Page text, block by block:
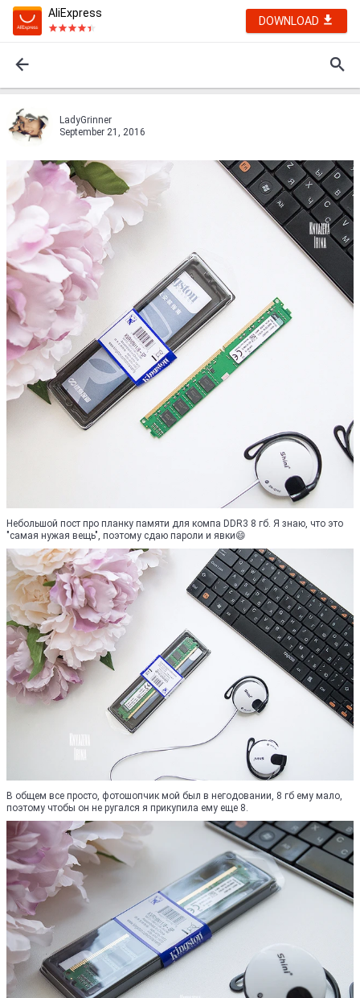
AliExpress
DOWNLOAD
LadyGrinner
September 21, 2016
Небольшой пост про планку памяти для компа DDR3 8 гб. Я знаю, что это
"самая нужая вещь", поэтому сдаю пароли и явки😄
В общем все просто, фотошопчик мой был в негодовании, 8 гб ему мало,
поэтому чтобы он не ругался я прикупила ему еще 8.